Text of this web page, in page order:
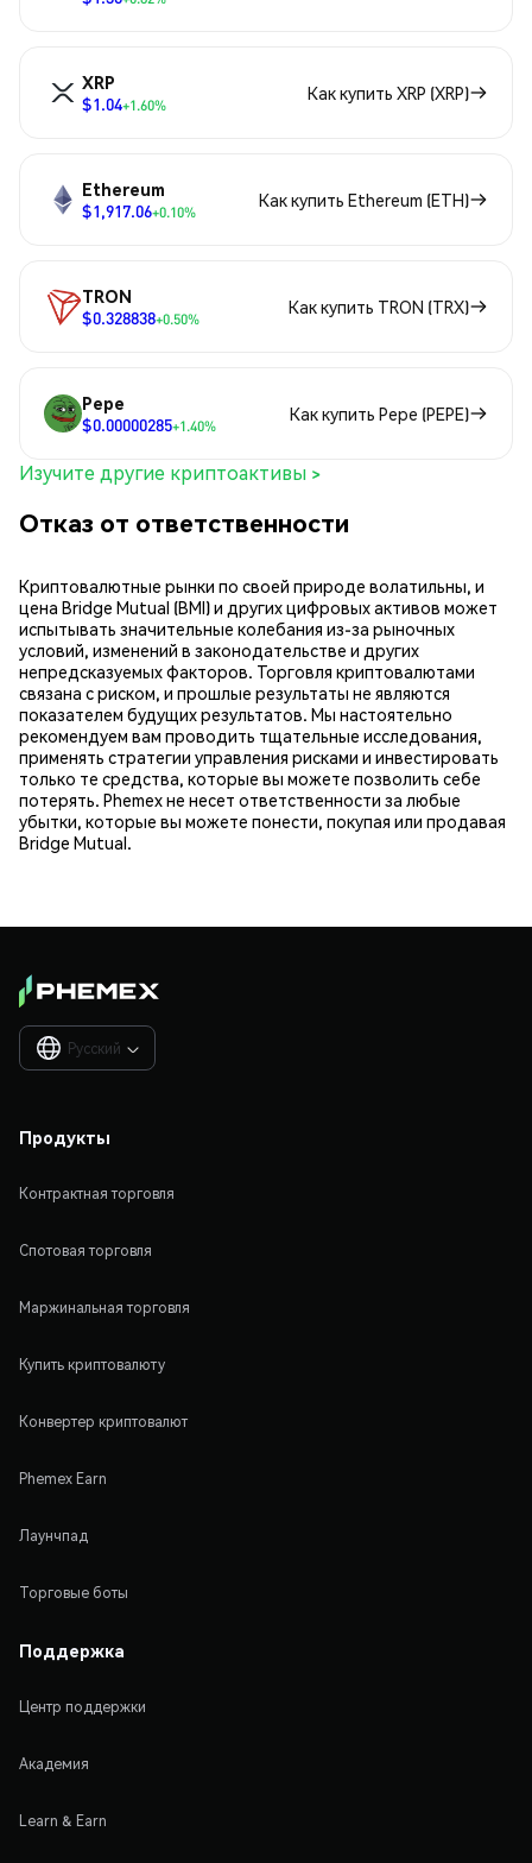
XRP
$1.04+1.60%
Как купить XRP (XRP)
Ethereum
$1,917.06+0.10%
Как купить Ethereum (ETH)
TRON
$0.328838+0.50%
Как купить TRON (TRX)
Pepe
$0.00000285+1.40%
Как купить Pepe (PEPE)
Изучите другие криптоактивы >
Отказ от ответственности
Криптовалютные рынки по своей природе волатильны, и
цена Bridge Mutual (BMI) и других цифровых активов может
испытывать значительные колебания из-за рыночных
условий, изменений в законодательстве и других
непредсказуемых факторов. Торговля криптовалютами
связана с риском, и прошлые результаты не являются
показателем будущих результатов. Мы настоятельно
рекомендуем вам проводить тщательные исследования,
применять стратегии управления рисками и инвестировать
только те средства, которые вы можете позволить себе
потерять. Phemex не несет ответственности за любые
убытки, которые вы можете понести, покупая или продавая
Bridge Mutual.
Русский 
Продукты
Контрактная торговля
Спотовая торговля
Маржинальная торговля
Купить криптовалюту
Конвертер криптовалют
Phemex Earn
Лаунчпад
Торговые боты
Поддержка
Центр поддержки
Академия
Learn & Earn